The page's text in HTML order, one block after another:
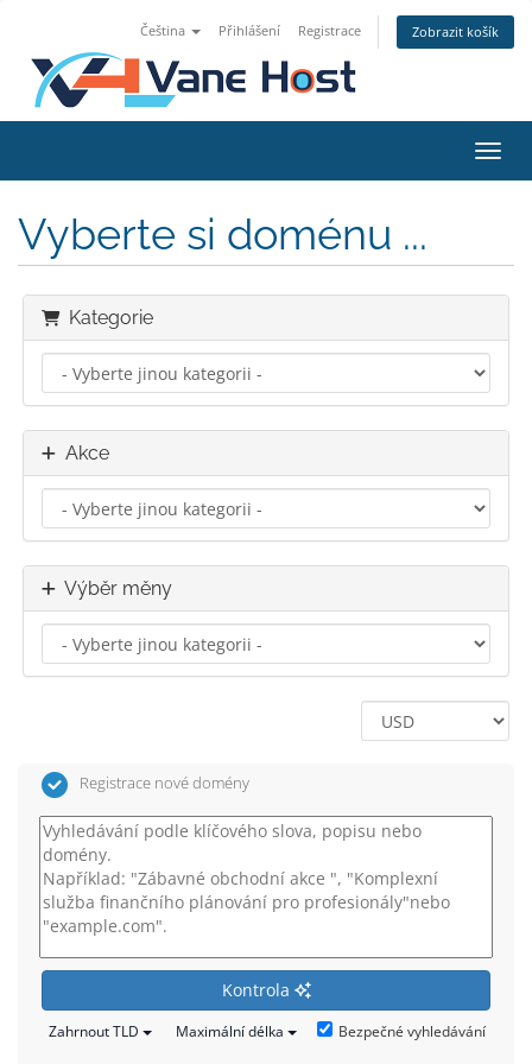
Čeština Přihlášení Registrace Zobrazit košík
Vyberte si doménu ...
Kategorie
Akce
Výběr měny
Registrace nové domény
Kontrola
Zahrnout TLD Maximální délka Bezpečné vyhledávání